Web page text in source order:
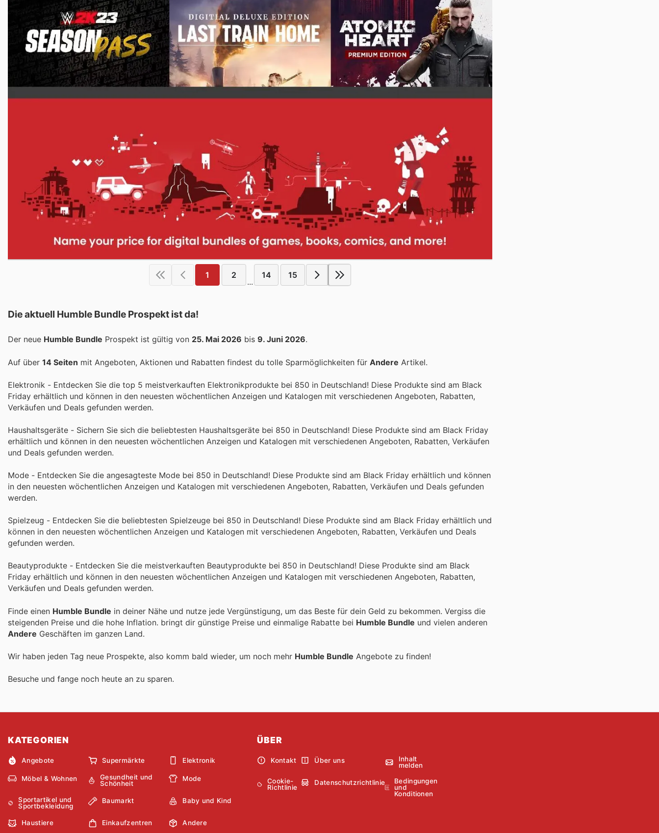
1 2
...
14 15
Die aktuell Humble Bundle Prospekt ist da!
Der neue Humble Bundle Prospekt ist gültig von 25. Mai 2026 bis 9. Juni 2026.
Auf über 14 Seiten mit Angeboten, Aktionen und Rabatten findest du tolle Sparmöglichkeiten für Andere Artikel.
Elektronik - Entdecken Sie die top 5 meistverkauften Elektronikprodukte bei 850 in Deutschland! Diese Produkte sind am Black
Friday erhältlich und können in den neuesten wöchentlichen Anzeigen und Katalogen mit verschiedenen Angeboten, Rabatten,
Verkäufen und Deals gefunden werden.
Haushaltsgeräte - Sichern Sie sich die beliebtesten Haushaltsgeräte bei 850 in Deutschland! Diese Produkte sind am Black Friday
erhältlich und können in den neuesten wöchentlichen Anzeigen und Katalogen mit verschiedenen Angeboten, Rabatten, Verkäufen
und Deals gefunden werden.
Mode - Entdecken Sie die angesagteste Mode bei 850 in Deutschland! Diese Produkte sind am Black Friday erhältlich und können
in den neuesten wöchentlichen Anzeigen und Katalogen mit verschiedenen Angeboten, Rabatten, Verkäufen und Deals gefunden
werden.
Spielzeug - Entdecken Sie die beliebtesten Spielzeuge bei 850 in Deutschland! Diese Produkte sind am Black Friday erhältlich und
können in den neuesten wöchentlichen Anzeigen und Katalogen mit verschiedenen Angeboten, Rabatten, Verkäufen und Deals
gefunden werden.
Beautyprodukte - Entdecken Sie die meistverkauften Beautyprodukte bei 850 in Deutschland! Diese Produkte sind am Black
Friday erhältlich und können in den neuesten wöchentlichen Anzeigen und Katalogen mit verschiedenen Angeboten, Rabatten,
Verkäufen und Deals gefunden werden.
Finde einen Humble Bundle in deiner Nähe und nutze jede Vergünstigung, um das Beste für dein Geld zu bekommen. Vergiss die
steigenden Preise und die hohe Inflation. bringt dir günstige Preise und einmalige Rabatte bei Humble Bundle und vielen anderen
Andere Geschäften im ganzen Land.
Wir haben jeden Tag neue Prospekte, also komm bald wieder, um noch mehr Humble Bundle Angebote zu finden!
Besuche und fange noch heute an zu sparen.
KATEGORIEN
Angebote Supermärkte Elektronik
Möbel & Wohnen
Gesundheit und
Schönheit
Mode
Sportartikel und
Sportbekleidung
Baumarkt Baby und Kind
Haustiere Einkaufzentren Andere
ÜBER
Kontakt Über uns
Inhalt
melden
Cookie-
Richtlinie
Datenschutzrichtlinie
Bedingungen
und
Konditionen